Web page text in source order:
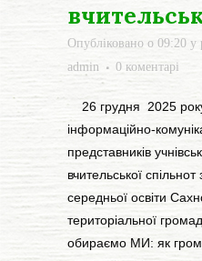
Опубліковано о 09:20 у
admin
0 коментарі
26 грудня 2025 року
інформаційно-
представників
вчительської спільнот
середньої освіти
територіальної
обираємо МИ: як